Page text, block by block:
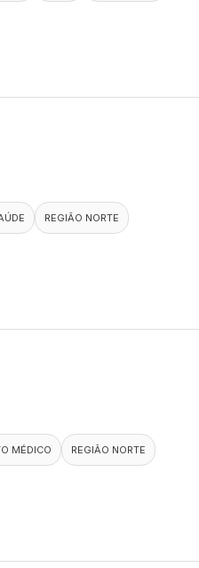
REGIÃO NORTE
MÉDICO REGIÃO NORTE